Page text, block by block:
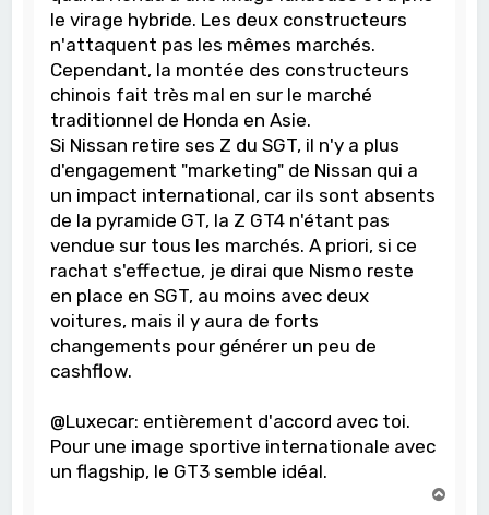
le virage hybride. Les deux constructeurs
n'attaquent pas les mêmes marchés.
Cependant, la montée des constructeurs
chinois fait très mal en sur le marché
traditionnel de Honda en Asie.
Si Nissan retire ses Z du SGT, il n'y a plus
d'engagement "marketing" de Nissan qui a
un impact international, car ils sont absents
de la pyramide GT, la Z GT4 n'étant pas
vendue sur tous les marchés. A priori, si ce
rachat s'effectue, je dirai que Nismo reste
en place en SGT, au moins avec deux
voitures, mais il y aura de forts
changements pour générer un peu de
cashflow.
@Luxecar: entièrement d'accord avec toi.
Pour une image sportive internationale avec
un flagship, le GT3 semble idéal.